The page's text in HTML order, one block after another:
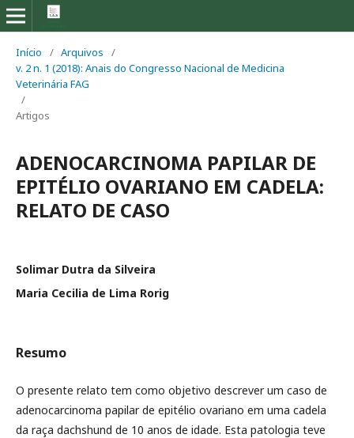
Início / Arquivos
/
v. 2 n. 1 (2018): Anais do Congresso Nacional de Medicina
Veterinária FAG
/
Artigos
ADENOCARCINOMA PAPILAR DE
EPITÉLIO OVARIANO EM CADELA:
RELATO DE CASO
Solimar Dutra da Silveira
Maria Cecilia de Lima Rorig
Resumo
O presente relato tem como objetivo descrever um caso de
adenocarcinoma papilar de epitélio ovariano em uma cadela
da raça dachshund de 10 anos de idade. Esta patologia teve